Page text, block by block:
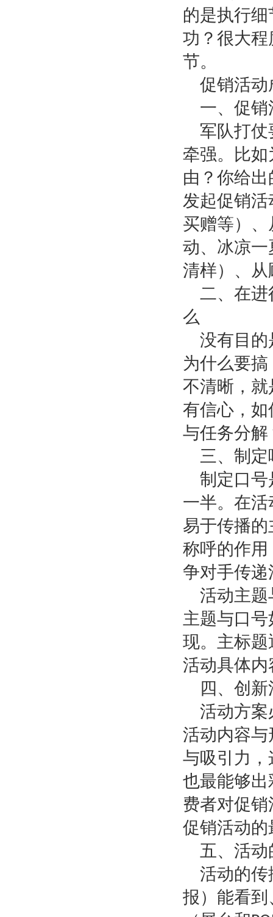
的是执行
功？很大
节。
促销活动
一、促
军队打仗
牵强。比
由？你给
发起促销
买赠等）
动、冰凉
清样）、
二、在进
么
没有目的
为什么要
不清晰，
有信心，
与任务分
三、制
制定口号
一半。在
易于传播
称呼的作
争对手传
活动主题
主题与口
现。主标
活动具体
四、创
活动方案
活动内容
与吸引力
也最能够
费者对促
促销活动
五、活
活动的传
报）能看